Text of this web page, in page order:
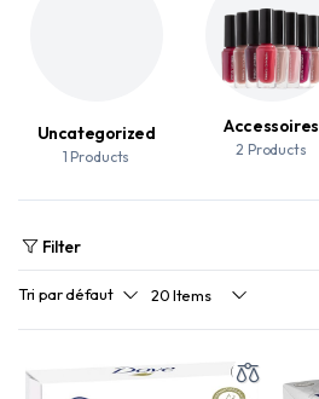
Uncategorized
1 Products
Accessoires
2 Products
Filter